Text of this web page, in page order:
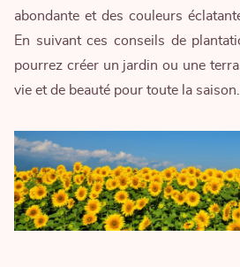
abondante et des couleurs
En suivant ces conseils de
pourrez créer un jardin ou une
vie et de beauté pour toute la saison.